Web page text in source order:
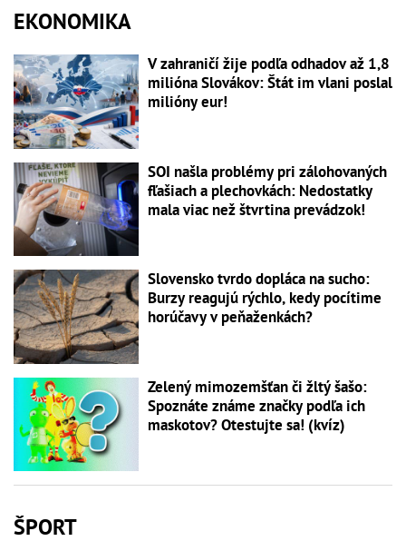
EKONOMIKA
V zahraničí žije podľa odhadov až 1,8
milióna Slovákov: Štát im vlani poslal
milióny eur!
SOI našla problémy pri zálohovaných
fľašiach a plechovkách: Nedostatky
mala viac než štvrtina prevádzok!
Slovensko tvrdo dopláca na sucho:
Burzy reagujú rýchlo, kedy pocítime
horúčavy v peňaženkách?
Zelený mimozemšťan či žltý šašo:
Spoznáte známe značky podľa ich
maskotov? Otestujte sa! (kvíz)
ŠPORT